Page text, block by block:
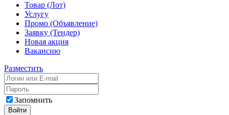
Товар (Лот)
Услугу
Промо (Объявление)
Заявку (Тендер)
Новая акция
Вакансию
Разместить
Запомнить
Войти